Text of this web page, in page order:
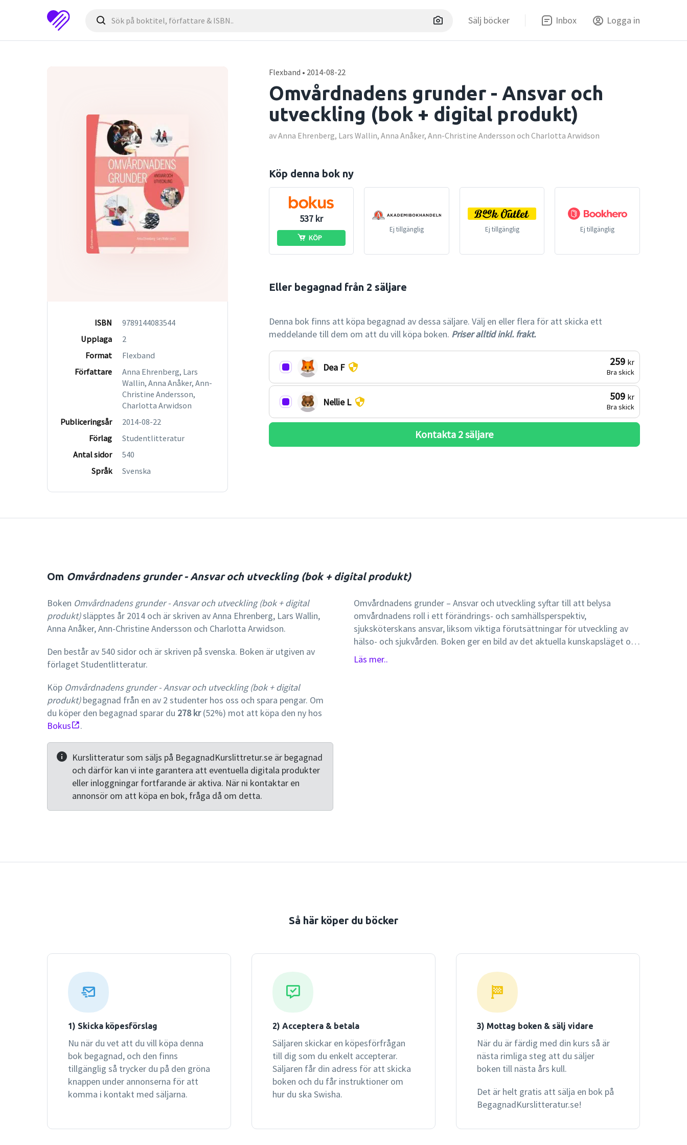
Sälj böcker Inbox Logga in
ISBN
9789144083544
Upplaga
2
Format
Flexband
Författare
Anna Ehrenberg, Lars
Wallin, Anna Anåker, Ann-
Christine Andersson,
Charlotta Arwidson
Publiceringsår
2014-08-22
Förlag
Studentlitteratur
Antal sidor
540
Språk
Svenska
Flexband • 2014-08-22
Omvårdnadens grunder - Ansvar och
utveckling (bok + digital produkt)
av Anna Ehrenberg, Lars Wallin, Anna Anåker, Ann-Christine Andersson och Charlotta Arwidson
Köp denna bok ny
537 kr
KÖP
Ej tillgänglig Ej tillgänglig Ej tillgänglig
Eller begagnad från 2 säljare
Denna bok finns att köpa begagnad av dessa säljare. Välj en eller flera för att skicka ett
meddelande till dem om att du vill köpa boken. Priser alltid inkl. frakt.
Dea F 259 kr
Bra skick
Nellie L 509 kr
Bra skick
Kontakta 2 säljare
Om Omvårdnadens grunder - Ansvar och utveckling (bok + digital produkt)
Boken Omvårdnadens grunder - Ansvar och utveckling (bok + digital
produkt)släpptes år 2014 och är skriven av Anna Ehrenberg, Lars Wallin,
Anna Anåker, Ann-Christine Andersson och Charlotta Arwidson.
Den består av 540 sidor och är skriven på svenska. Boken är utgiven av
förlaget Studentlitteratur.
Köp Omvårdnadens grunder - Ansvar och utveckling (bok + digital
produkt)begagnad från en av 2 studenter hos oss och spara pengar. Om
du köper den begagnad sparar du 278 kr(52%) mot att köpa den ny hos
Bokus
.
Kurslitteratur som säljs på BegagnadKurslittretur.se är begagnad
och därför kan vi inte garantera att eventuella digitala produkter
eller inloggningar fortfarande är aktiva. När ni kontaktar en
annonsör om att köpa en bok, fråga då om detta.
Omvårdnadens grunder – Ansvar och utveckling syftar till att belysa
omvårdnadens roll i ett förändrings- och samhällsperspektiv,
sjuksköterskans ansvar, liksom viktiga förutsättningar för utveckling av
hälso- och sjukvården. Boken ger en bild av det aktuella kunskapsläget och
utmaningar för framtiden baserat på bidrag från 29 svenska experter,
kommer åt det digitala materialet finns på omslagets insida.
Läs mer..
Så här köper du böcker
1) Skicka köpesförslag
Nu när du vet att du vill köpa denna
bok begagnad, och den finns
tillgänglig så trycker du på den gröna
knappen under annonserna för att
komma i kontakt med säljarna.
2) Acceptera & betala
Säljaren skickar en köpesförfrågan
till dig som du enkelt accepterar.
Säljaren får din adress för att skicka
boken och du får instruktioner om
hur du ska Swisha.
3) Mottag boken & sälj vidare
När du är färdig med din kurs så är
nästa rimliga steg att du säljer
boken till nästa års kull.
Det är helt gratis att sälja en bok på
BegagnadKurslitteratur.se!